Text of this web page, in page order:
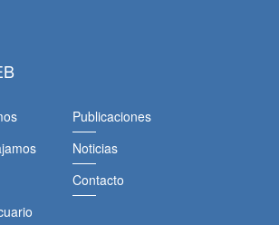
Publicaciones
Noticias
Contacto